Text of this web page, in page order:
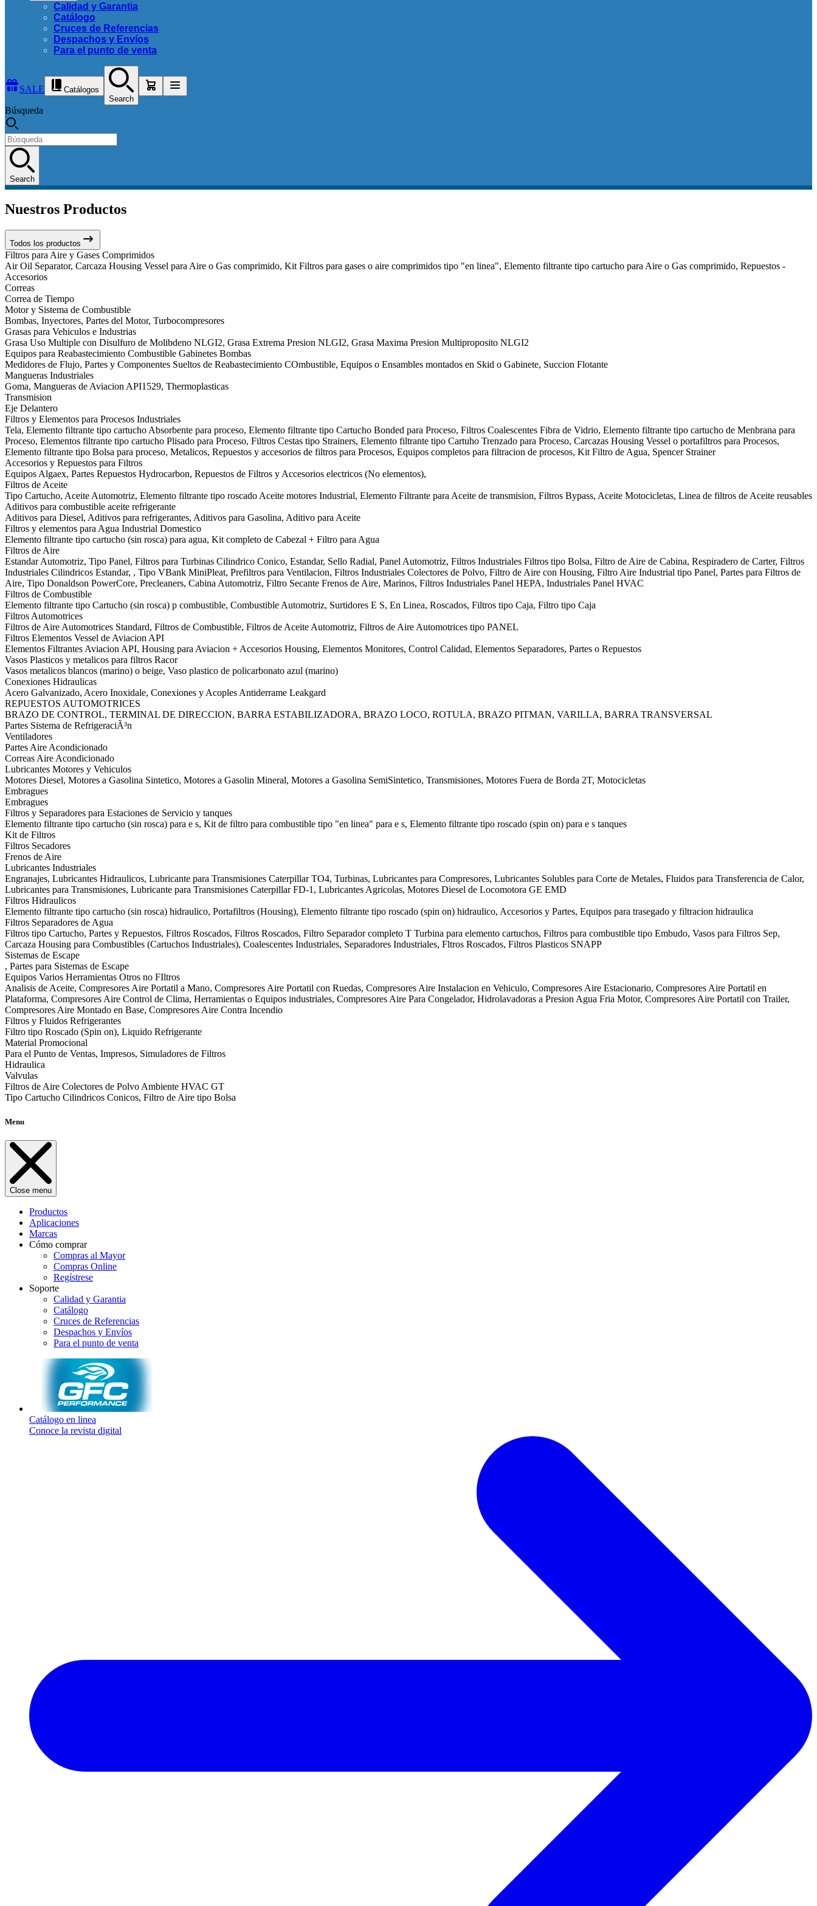
Calidad y Garantia
Catálogo
Cruces de Referencias
Despachos y Envíos
Para el punto de venta
SALE
Catálogos
Search
Búsqueda
Search
Nuestros Productos
Todos los productos
Filtros para Aire y Gases Comprimidos
Air Oil Separator, Carcaza Housing Vessel para Aire o Gas comprimido, Kit Filtros para gases o aire comprimidos tipo "en linea", Elemento filtrante tipo cartucho para Aire o Gas comprimido, Repuestos -
Accesorios
Correas
Correa de Tiempo
Motor y Sistema de Combustible
Bombas, Inyectores, Partes del Motor, Turbocompresores
Grasas para Vehiculos e Industrias
Grasa Uso Multiple con Disulfuro de Molibdeno NLGI2, Grasa Extrema Presion NLGI2, Grasa Maxima Presion Multiproposito NLGI2
Equipos para Reabastecimiento Combustible Gabinetes Bombas
Medidores de Flujo, Partes y Componentes Sueltos de Reabastecimiento COmbustible, Equipos o Ensambles montados en Skid o Gabinete, Succion Flotante
Mangueras Industriales
Goma, Mangueras de Aviacion API1529, Thermoplasticas
Transmision
Eje Delantero
Filtros y Elementos para Procesos Industriales
Tela, Elemento filtrante tipo cartucho Absorbente para proceso, Elemento filtrante tipo Cartucho Bonded para Proceso, Filtros Coalescentes Fibra de Vidrio, Elemento filtrante tipo cartucho de Menbrana para
Proceso, Elementos filtrante tipo cartucho Plisado para Proceso, Filtros Cestas tipo Strainers, Elemento filtrante tipo Cartuho Trenzado para Proceso, Carcazas Housing Vessel o portafiltros para Procesos,
Elemento filtrante tipo Bolsa para proceso, Metalicos, Repuestos y accesorios de filtros para Procesos, Equipos completos para filtracion de procesos, Kit Filtro de Agua, Spencer Strainer
Accesorios y Repuestos para Filtros
Equipos Algaex, Partes Repuestos Hydrocarbon, Repuestos de Filtros y Accesorios electricos (No elementos),
Filtros de Aceite
Tipo Cartucho, Aceite Automotriz, Elemento filtrante tipo roscado Aceite motores Industrial, Elemento Filtrante para Aceite de transmision, Filtros Bypass, Aceite Motocicletas, Linea de filtros de Aceite reusables
Aditivos para combustible aceite refrigerante
Aditivos para Diesel, Aditivos para refrigerantes, Aditivos para Gasolina, Aditivo para Aceite
Filtros y elementos para Agua Industrial Domestico
Elemento filtrante tipo cartucho (sin rosca) para agua, Kit completo de Cabezal + Filtro para Agua
Filtros de Aire
Estandar Automotriz, Tipo Panel, Filtros para Turbinas Cilindrico Conico, Estandar, Sello Radial, Panel Automotriz, Filtros Industriales Filtros tipo Bolsa, Filtro de Aire de Cabina, Respiradero de Carter, Filtros
Industriales Cilindricos Estandar, , Tipo VBank MiniPleat, Prefiltros para Ventilacion, Filtros Industriales Colectores de Polvo, Filtro de Aire con Housing, Filtro Aire Industrial tipo Panel, Partes para Filtros de
Aire, Tipo Donaldson PowerCore, Precleaners, Cabina Automotriz, Filtro Secante Frenos de Aire, Marinos, Filtros Industriales Panel HEPA, Industriales Panel HVAC
Filtros de Combustible
Elemento filtrante tipo Cartucho (sin rosca) p combustible, Combustible Automotriz, Surtidores E S, En Linea, Roscados, Filtros tipo Caja, Filtro tipo Caja
Filtros Automotrices
Filtros de Aire Automotrices Standard, Filtros de Combustible, Filtros de Aceite Automotriz, Filtros de Aire Automotrices tipo PANEL
Filtros Elementos Vessel de Aviacion API
Elementos Filtrantes Aviacion API, Housing para Aviacion + Accesorios Housing, Elementos Monitores, Control Calidad, Elementos Separadores, Partes o Repuestos
Vasos Plasticos y metalicos para filtros Racor
Vasos metalicos blancos (marino) o beige, Vaso plastico de policarbonato azul (marino)
Conexiones Hidraulicas
Acero Galvanizado, Acero Inoxidale, Conexiones y Acoples Antiderrame Leakgard
REPUESTOS AUTOMOTRICES
BRAZO DE CONTROL, TERMINAL DE DIRECCION, BARRA ESTABILIZADORA, BRAZO LOCO, ROTULA, BRAZO PITMAN, VARILLA, BARRA TRANSVERSAL
Partes Sistema de RefrigeraciÃ³n
Ventiladores
Partes Aire Acondicionado
Correas Aire Acondicionado
Lubricantes Motores y Vehiculos
Motores Diesel, Motores a Gasolina Sintetico, Motores a Gasolin Mineral, Motores a Gasolina SemiSintetico, Transmisiones, Motores Fuera de Borda 2T, Motocicletas
Embragues
Embragues
Filtros y Separadores para Estaciones de Servicio y tanques
Elemento filtrante tipo cartucho (sin rosca) para e s, Kit de filtro para combustible tipo "en linea" para e s, Elemento filtrante tipo roscado (spin on) para e s tanques
Kit de Filtros
Filtros Secadores
Frenos de Aire
Lubricantes Industriales
Engranajes, Lubricantes Hidraulicos, Lubricante para Transmisiones Caterpillar TO4, Turbinas, Lubricantes para Compresores, Lubricantes Solubles para Corte de Metales, Fluidos para Transferencia de Calor,
Lubricantes para Transmisiones, Lubricante para Transmisiones Caterpillar FD-1, Lubricantes Agricolas, Motores Diesel de Locomotora GE EMD
Filtros Hidraulicos
Elemento filtrante tipo cartucho (sin rosca) hidraulico, Portafiltros (Housing), Elemento filtrante tipo roscado (spin on) hidraulico, Accesorios y Partes, Equipos para trasegado y filtracion hidraulica
Filtros Separadores de Agua
Filtros tipo Cartucho, Partes y Repuestos, Filtros Roscados, Filtros Roscados, Filtro Separador completo T Turbina para elemento cartuchos, Filtros para combustible tipo Embudo, Vasos para Filtros Sep,
Carcaza Housing para Combustibles (Cartuchos Industriales), Coalescentes Industriales, Separadores Industriales, Fltros Roscados, Filtros Plasticos SNAPP
Sistemas de Escape
, Partes para Sistemas de Escape
Equipos Varios Herramientas Otros no FIltros
Analisis de Aceite, Compresores Aire Portatil a Mano, Compresores Aire Portatil con Ruedas, Compresores Aire Instalacion en Vehiculo, Compresores Aire Estacionario, Compresores Aire Portatil en
Plataforma, Compresores Aire Control de Clima, Herramientas o Equipos industriales, Compresores Aire Para Congelador, Hidrolavadoras a Presion Agua Fria Motor, Compresores Aire Portatil con Trailer,
Compresores Aire Montado en Base, Compresores Aire Contra Incendio
Filtros y Fluidos Refrigerantes
Filtro tipo Roscado (Spin on), Liquido Refrigerante
Material Promocional
Para el Punto de Ventas, Impresos, Simuladores de Filtros
Hidraulica
Valvulas
Filtros de Aire Colectores de Polvo Ambiente HVAC GT
Tipo Cartucho Cilindricos Conicos, Filtro de Aire tipo Bolsa
Menu
Close menu
Productos
Aplicaciones
Marcas
Cómo comprar
Compras al Mayor
Compras Online
Regístrese
Soporte
Calidad y Garantia
Catálogo
Cruces de Referencias
Despachos y Envíos
Para el punto de venta
Catálogo en linea
Conoce la revista digital